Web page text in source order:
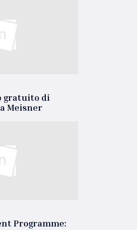
gratuito di
Meisner
Programme: